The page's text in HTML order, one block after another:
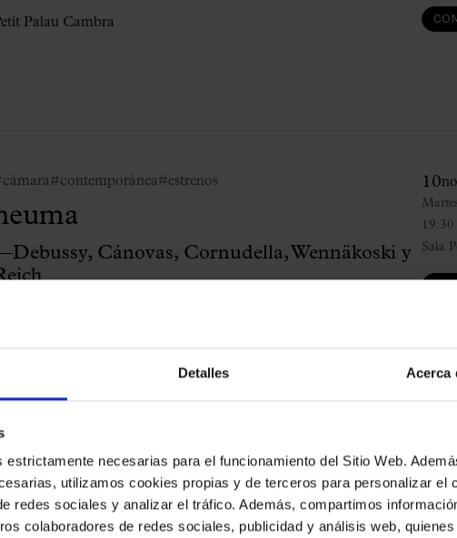
Detalles Acerca
necesarias para el funcionamiento del Sitio Web.
utilizamos cookies propias y de terceros para personalizar el
redes sociales y analizar el tráfico. Además, compartimos
colaboradores de redes sociales, publicidad y análisis web,
Palau Cambra
#contemporánea#estrenos
Cánovas, Cornudella, Wennäkoski y
10
19:30
Sala
de ganadores del
La Flama 2026
19:30
Sala